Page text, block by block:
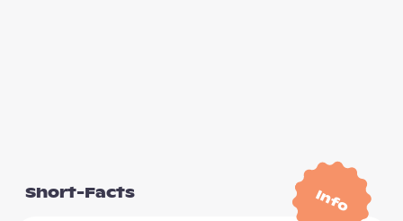
Info
Short-Facts